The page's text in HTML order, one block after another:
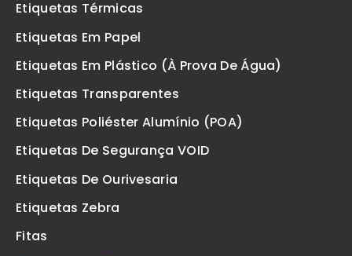
Etiquetas Térmicas
Etiquetas Em Papel
Etiquetas Em Plástico (à Prova De Água)
Etiquetas Transparentes
Etiquetas Poliéster Alumínio (POA)
Etiquetas De Segurança VOID
Etiquetas De Ourivesaria
Etiquetas Zebra
Fitas